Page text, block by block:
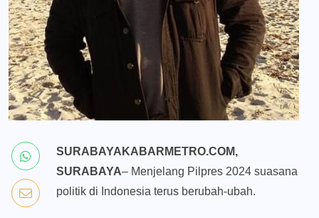
SURABAYAKABARMETRO.COM,
SURABAYA– Menjelang Pilpres 2024 suasana
politik di Indonesia terus berubah-ubah.